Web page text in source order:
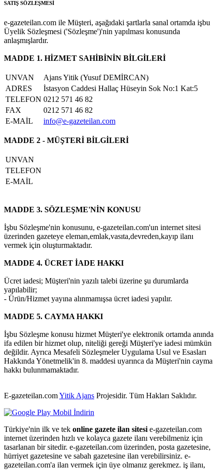
SATIŞ SÖZLEŞMESİ
e-gazeteilan.com ile Müşteri, aşağıdaki şartlarla sanal ortamda işbu
Üyelik Sözleşmesi ('Sözleşme')'nin yapılması konusunda
anlaşmışlardır.
MADDE 1. HİZMET SAHİBİNİN BİLGİLERİ
UNVAN
Ajans Yitik (Yusuf DEMİRCAN)
ADRES
İstasyon Caddesi Hallaç Hüseyin Sok No:1 Kat:5
TELEFON 0212 571 46 82
FAX
0212 571 46 82
E-MAİL
info@e-gazeteilan.com
MADDE 2 - MÜŞTERİ BİLGİLERİ
UNVAN
TELEFON
E-MAİL
MADDE 3. SÖZLEŞME'NİN KONUSU
İşbu Sözleşme'nin konusunu, e-gazeteilan.com'un internet sitesi
üzerinden gazeteye eleman,emlak,vasıta,devreden,kayıp ilanı
vermek için oluşturmaktadır.
MADDE 4. ÜCRET İADE HAKKI
Ücret iadesi; Müşteri'nin yazılı talebi üzerine şu durumlarda
yapılabilir;
- Ürün/Hizmet yayına alınmamışsa ücret iadesi yapılır.
MADDE 5. CAYMA HAKKI
İşbu Sözleşme konusu hizmet Müşteri'ye elektronik ortamda anında
ifa edilen bir hizmet olup, niteliği gereği Müşteri'ye iadesi mümkün
değildir. Ayrıca Mesafeli Sözleşmeler Uygulama Usul ve Esasları
Hakkında Yönetmelik'in 8. maddesi uyarınca da Müşteri'nin cayma
hakkı bulunmamaktadır.
E-gazeteilan.comYitik Ajans Projesidir. Tüm Hakları Saklıdır.
Türkiye'nin ilk ve tek online gazete ilan sitesi e-gazeteilan.com
internet üzerinden hızlı ve kolayca gazete ilanı verebilmeniz için
tasarlanan bir sitedir. e-gazeteilan.com üzerinden, posta gazetesine,
hürriyet gazetesine ve sabah gazetesine ilan verebilirsiniz. e-
gazeteilan.com'a ilan vermek için üye olmanız gerekmez. iş ilanı,